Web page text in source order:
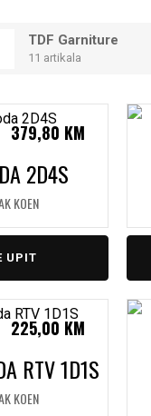
TDF Garniture
11 artikala
2D4S
KOEN
379,80 KM
UPIT
RTV 1D1S
KOEN
225,00 KM